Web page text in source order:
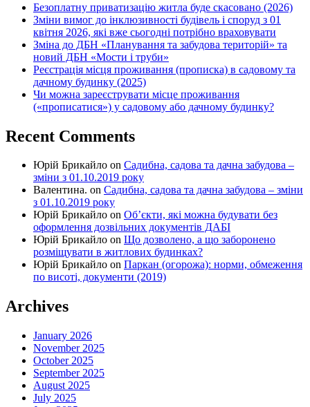
Безоплатну приватизацію житла буде скасовано (2026)
Зміни вимог до інклюзивності будівель і споруд з 01
квітня 2026, які вже сьогодні потрібно враховувати
Зміна до ДБН «Планування та забудова територій» та
новий ДБН «Мости і труби»
Реєстрація місця проживання (прописка) в садовому та
дачному будинку (2025)
Чи можна зареєструвати місце проживання
(«прописатися») у садовому або дачному будинку?
Recent Comments
Юрій Брикайло on Садибна, садова та дачна забудова –
зміни з 01.10.2019 року
Валентина. on Садибна, садова та дачна забудова – зміни
з 01.10.2019 року
Юрій Брикайло on Об’єкти, які можна будувати без
оформлення дозвільних документів ДАБІ
Юрій Брикайло on Що дозволено, а що заборонено
розміщувати в житлових будинках?
Юрій Брикайло on Паркан (огорожа): норми, обмеження
по висоті, документи (2019)
Archives
January 2026
November 2025
October 2025
September 2025
August 2025
July 2025